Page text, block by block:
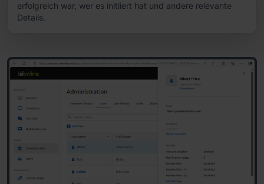
erfolgreich war, wer es initiiert hat und andere relevante
Details.